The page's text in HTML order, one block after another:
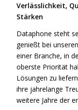
Verlässlichkeit,
Stärken
Dataphone steht
genießt bei
einer Branche, in
oberste Priorität
Lösungen zu
ihre jahrelange
weitere Jahre der